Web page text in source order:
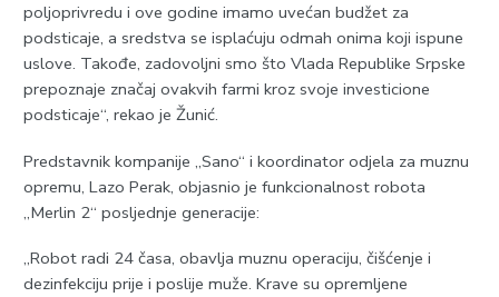
poljoprivredu i ove godine imamo uvećan budžet za
podsticaje, a sredstva se isplaćuju odmah onima koji ispune
uslove. Takođe, zadovoljni smo što Vlada Republike Srpske
prepoznaje značaj ovakvih farmi kroz svoje investicione
podsticaje“, rekao je Žunić.
Predstavnik kompanije „Sano“ i koordinator odjela za muznu
opremu, Lazo Perak, objasnio je funkcionalnost robota
„Merlin 2“ posljednje generacije:
„Robot radi 24 časa, obavlja muznu operaciju, čišćenje i
dezinfekciju prije i poslije muže. Krave su opremljene